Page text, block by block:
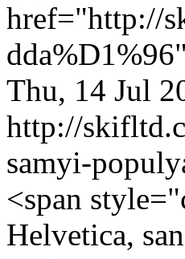
href="http://
Thu, 14 Jul
http://
samyi-
<span
Helvetica,